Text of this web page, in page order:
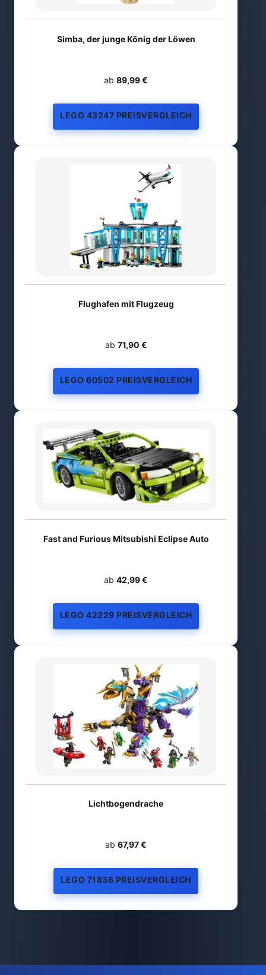
Simba, der junge König der Löwen
ab 89,99 €
LEGO 43247 PREISVERGLEICH
Flughafen mit Flugzeug
ab 71,90 €
LEGO 60502 PREISVERGLEICH
Fast and Furious Mitsubishi Eclipse Auto
ab 42,99 €
LEGO 42229 PREISVERGLEICH
Lichtbogendrache
ab 67,97 €
LEGO 71836 PREISVERGLEICH